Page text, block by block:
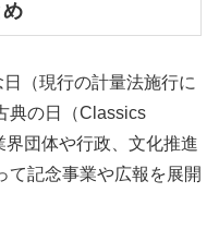
（現行の計量法施行に
典の日（Classics
団体や行政、文化推進
て記念事業や広報を展開